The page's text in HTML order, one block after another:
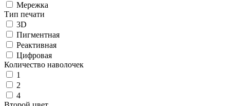
Мережка
Тип печати
3D
Пигментная
Реактивная
Цифровая
Количество наволочек
1
2
4